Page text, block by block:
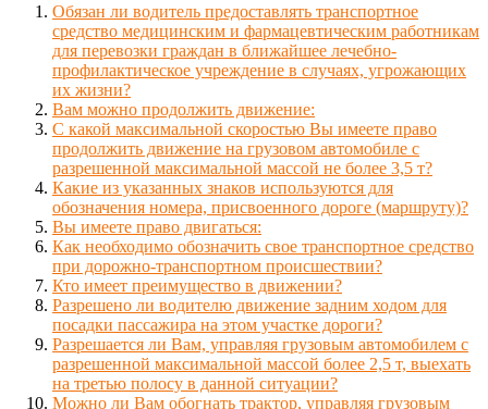
Обязан ли водитель предоставлять транспортное
средство медицинским и фармацевтическим работникам
для перевозки граждан в ближайшее лечебно-
профилактическое учреждение в случаях, угрожающих
их жизни?
Вам можно продолжить движение:
С какой максимальной скоростью Вы имеете право
продолжить движение на грузовом автомобиле с
разрешенной максимальной массой не более 3,5 т?
Какие из указанных знаков используются для
обозначения номера, присвоенного дороге (маршруту)?
Вы имеете право двигаться:
Как необходимо обозначить свое транспортное средство
при дорожно-транспортном происшествии?
Кто имеет преимущество в движении?
Разрешено ли водителю движение задним ходом для
посадки пассажира на этом участке дороги?
Разрешается ли Вам, управляя грузовым автомобилем с
разрешенной максимальной массой более 2,5 т, выехать
на третью полосу в данной ситуации?
Можно ли Вам обогнать трактор, управляя грузовым